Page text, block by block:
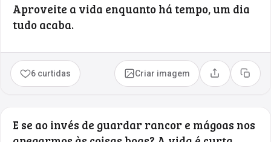
Aproveite a vida enquanto há tempo, um dia
tudo acaba.
6 curtidas Criar imagem Compartilhar
Copiar
E se ao invés de guardar rancor e mágoas nos